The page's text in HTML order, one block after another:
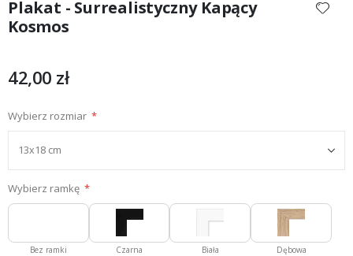
początek
galerii
Plakat - Surrealistyczny Kapący
Kosmos
42,00 zł
Wybierz rozmiar
Wybierz ramkę
Bez ramki Czarna Biała Dębowa